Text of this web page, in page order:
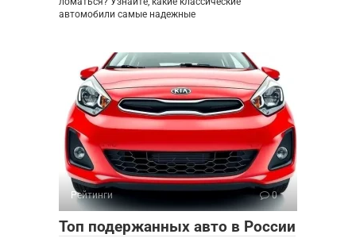
автомобили самые надежные
Рейтинги 0
Топ подержанных авто в России